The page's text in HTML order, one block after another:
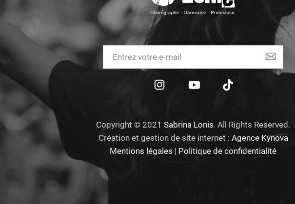
Copyright © 2021 Sabrina Lonis. All Rights Reserved.
Création et gestion de site internet : Agence Kynova
Mentions légales | Politique de confidentialité